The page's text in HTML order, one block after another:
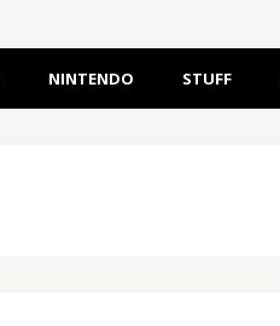
NINTENDO STUFF